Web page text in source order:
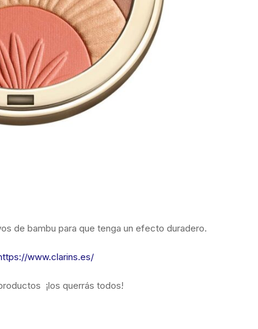
de bambu para que tenga un efecto duradero.
www.clarins.es/
¡los querrás todos!